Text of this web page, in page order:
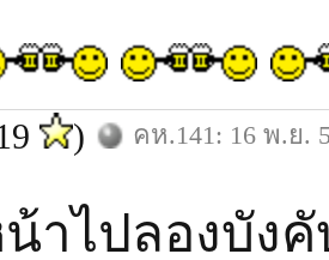
) คห.141: 16 พ.ย.
น้าไปลองบั